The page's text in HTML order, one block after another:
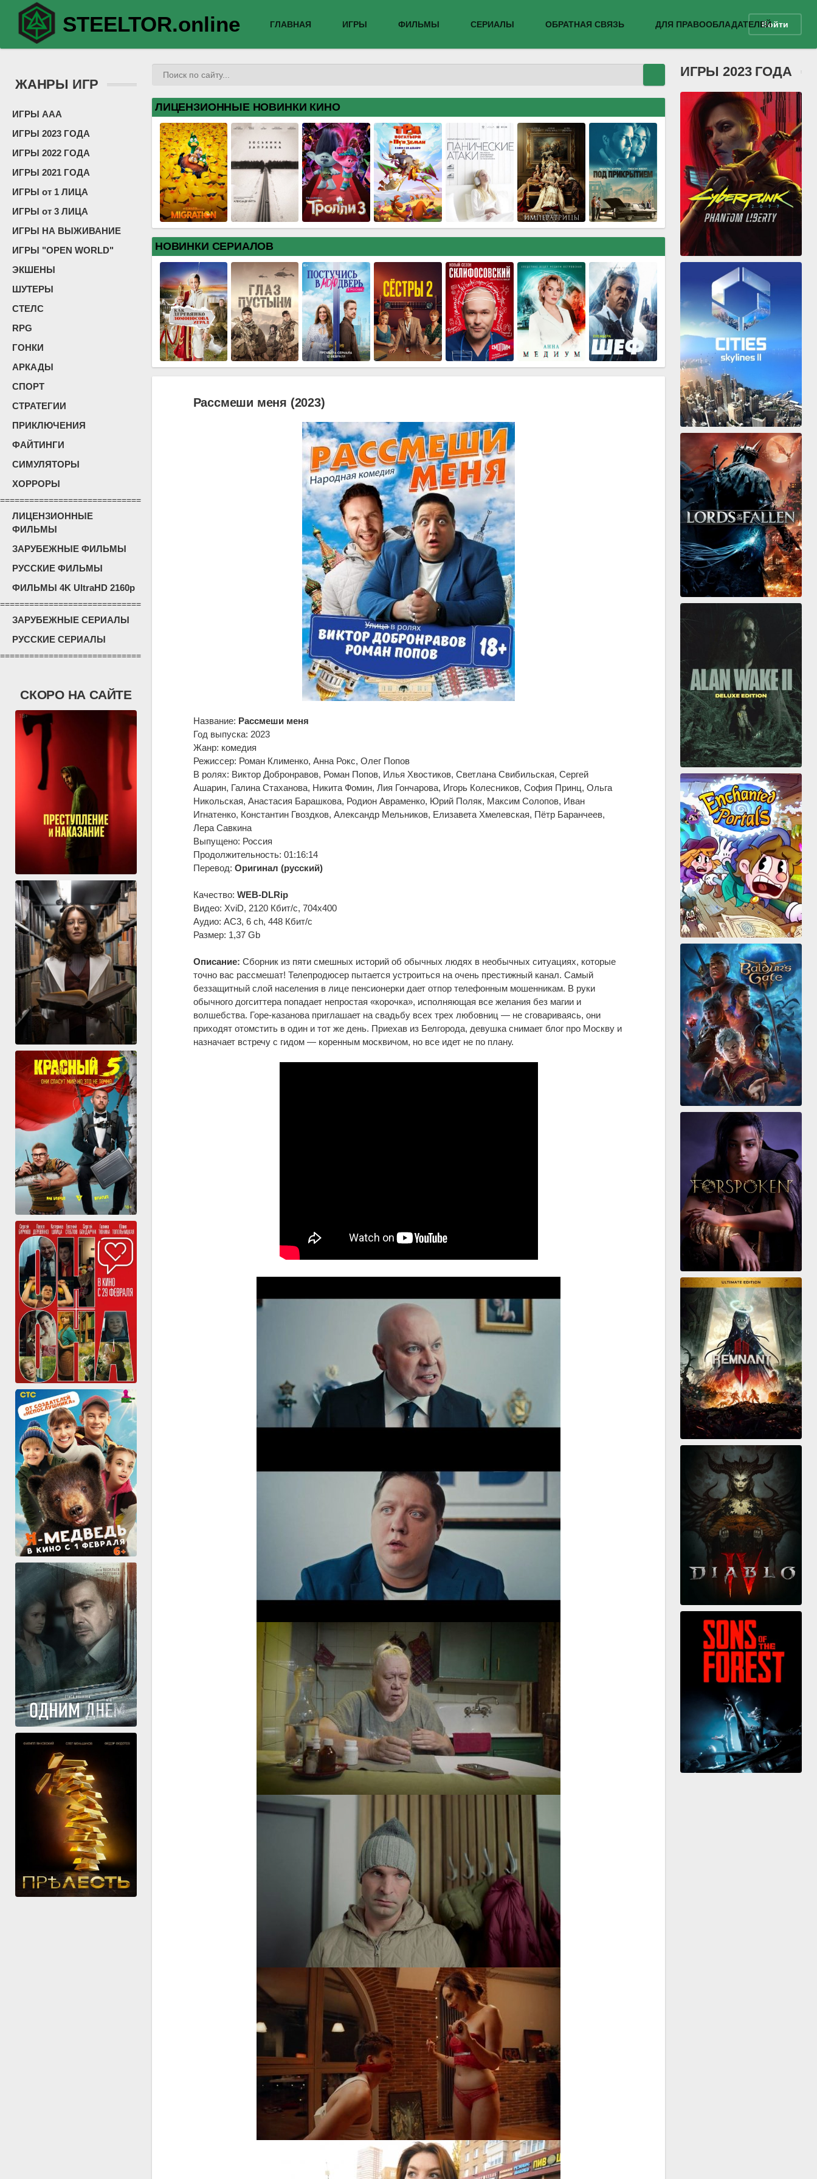
STEELTOR.online ГЛАВНАЯ ИГРЫ ФИЛЬМЫ СЕРИАЛЫ ОБРАТНАЯ СВЯЗЬ ДЛЯ ПРАВООБЛАДАТЕЛЕЙВойти
ЖАНРЫ ИГР
ИГРЫ ААА
ИГРЫ 2023 ГОДА
ИГРЫ 2022 ГОДА
ИГРЫ 2021 ГОДА
ИГРЫ от 1 ЛИЦА
ИГРЫ от 3 ЛИЦА
ИГРЫ НА ВЫЖИВАНИЕ
ИГРЫ "OPEN WORLD"
ЭКШЕНЫ
ШУТЕРЫ
СТЕЛС
RPG
ГОНКИ
АРКАДЫ
СПОРТ
СТРАТЕГИИ
ПРИКЛЮЧЕНИЯ
ФАЙТИНГИ
СИМУЛЯТОРЫ
ХОРРОРЫ
=============================
ЛИЦЕНЗИОННЫЕ
ФИЛЬМЫ
ЗАРУБЕЖНЫЕ ФИЛЬМЫ
РУССКИЕ ФИЛЬМЫ
ФИЛЬМЫ 4K UltraHD 2160p
=============================
ЗАРУБЕЖНЫЕ СЕРИАЛЫ
РУССКИЕ СЕРИАЛЫ
=============================
СКОРО НА САЙТЕ
ЛИЦЕНЗИОННЫЕ НОВИНКИ КИНО
НОВИНКИ СЕРИАЛОВ
Рассмеши меня (2023)
Название: Рассмеши меня
Год выпуска: 2023
Жанр: комедия
Режиссер: Роман Клименко, Анна Рокс, Олег Попов
В ролях: Виктор Добронравов, Роман Попов, Илья Хвостиков, Светлана Свибильская, Сергей
Ашарин, Галина Стаханова, Никита Фомин, Лия Гончарова, Игорь Колесников, София Принц, Ольга
Никольская, Анастасия Барашкова, Родион Авраменко, Юрий Поляк, Максим Солопов, Иван
Игнатенко, Константин Гвоздков, Александр Мельников, Елизавета Хмелевская, Пётр Баранчеев,
Лера Савкина
Выпущено: Россия
Продолжительность: 01:16:14
Перевод: Оригинал (русский)
Качество: WEB-DLRip
Видео: XviD, 2120 Кбит/с, 704x400
Аудио: AC3, 6 ch, 448 Кбит/с
Размер: 1,37 Gb
Описание: Сборник из пяти смешных историй об обычных людях в необычных ситуациях, которые
точно вас рассмешат! Телепродюсер пытается устроиться на очень престижный канал. Самый
беззащитный слой населения в лице пенсионерки дает отпор телефонным мошенникам. В руки
обычного догситтера попадает непростая «корочка», исполняющая все желания без магии и
волшебства. Горе-казанова приглашает на свадьбу всех трех любовниц — не сговариваясь, они
приходят отомстить в один и тот же день. Приехав из Белгорода, девушка снимает блог про Москву и
назначает встречу с гидом — коренным москвичом, но все идет не по плану.
ИГРЫ 2023 ГОДА